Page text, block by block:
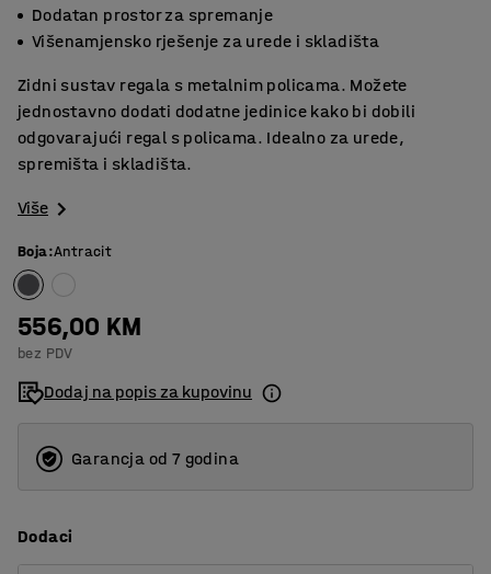
Dodatan prostor za spremanje
Višenamjensko rješenje za urede i skladišta
Zidni sustav regala s metalnim policama. Možete
jednostavno dodati dodatne jedinice kako bi dobili
odgovarajući regal s policama. Idealno za urede,
spremišta i skladišta.
Više
Boja:Antracit
556,00 KM
bez PDV
Dodaj na popis za kupovinu
Garancja od 7 godina
Dodaci